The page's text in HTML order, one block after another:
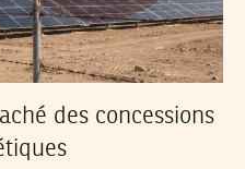
des concessions